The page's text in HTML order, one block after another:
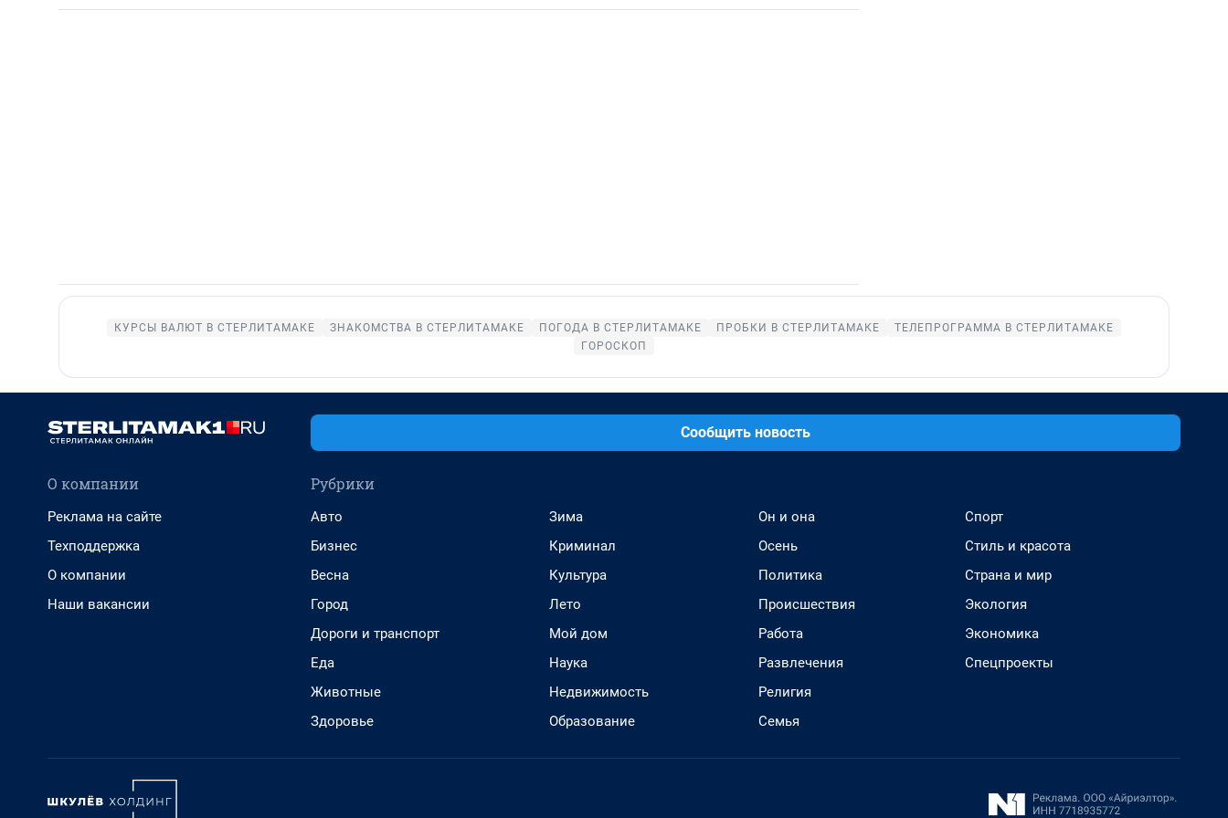
КУРСЫ ВАЛЮТ В СТЕРЛИТАМАКЕ ЗНАКОМСТВА В СТЕРЛИТАМАКЕ ПОГОДА В СТЕРЛИТАМАКЕ ПРОБКИ В СТЕРЛИТАМАКЕ
ТЕЛЕПРОГРАММА В СТЕРЛИТАМАКЕ
ГОРОСКОП
Сообщить новость
О компании
Реклама на сайте
Техподдержка
О компании
Наши вакансии
Рубрики
Авто
Бизнес
Весна
Город
Дороги и транспорт
Еда
Животные
Здоровье
Зима
Криминал
Культура
Лето
Мой дом
Наука
Недвижимость
Образование
Он и она
Осень
Политика
Происшествия
Работа
Развлечения
Религия
Семья
Спорт
Стиль и красота
Страна и мир
Экология
Экономика
Спецпроекты